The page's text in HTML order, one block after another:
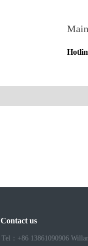
Contact us
Tel：+86 13861090906